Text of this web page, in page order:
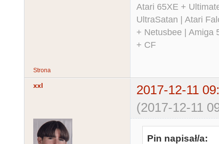
Atari 65XE +
UltraSatan | Atari
+ Netusbee | Amiga
+ CF
Strona
xxl
2017-12-11
(2017-12-11
Pin napisał/a: